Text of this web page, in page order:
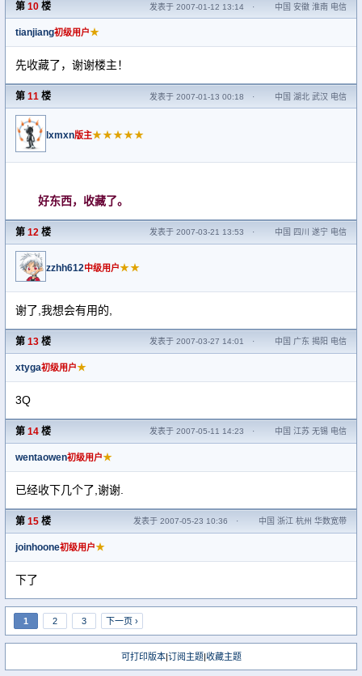
第 10 楼 发表于 2007-01-12 13:14 · 中国 安徽 淮南 电信
tianjiang初级用户★
先收藏了，谢谢楼主！
第 11 楼 发表于 2007-01-13 00:18 · 中国 湖北 武汉 电信
lxmxn版主★★★★★
好东西，收藏了。
第 12 楼 发表于 2007-03-21 13:53 · 中国 四川 遂宁 电信
zzhh612中级用户★★
谢了,我想会有用的,
第 13 楼 发表于 2007-03-27 14:01 · 中国 广东 揭阳 电信
xtyga初级用户★
3Q
第 14 楼 发表于 2007-05-11 14:23 · 中国 江苏 无锡 电信
wentaowen初级用户★
已经收下几个了,谢谢.
第 15 楼 发表于 2007-05-23 10:36 · 中国 浙江 杭州 华数宽带
joinhoone初级用户★
下了
1 2 3 下一页 ›
可打印版本|订阅主题|收藏主题